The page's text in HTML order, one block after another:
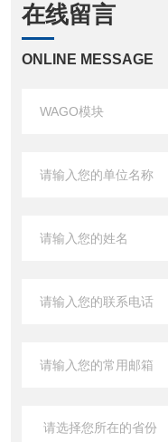
在线留言
ONLINE MESSAGE